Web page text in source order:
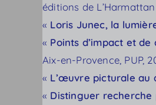
éditions de
« Loris Junec, la
« Points d’impact et
Aix-en-Provence, PUP,
« L’œuvre picturale au
« Distinguer recherche